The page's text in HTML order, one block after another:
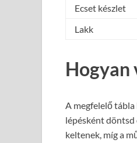
Ecset készlet
Lakk
Hogyan
A megfelelő tábla
lépésként döntsd
keltenek, míg a